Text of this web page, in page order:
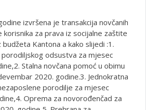
izvršena je transakcija novčanih
korisnika za prava iz socijalne zaštite
Kantona a kako slijedi :1.
odsustva za mjesec
Stalna novčana pomoć u obimu
2020. godine.3. Jednokratna
porodilje za mjesec
Oprema za novorođenčad za